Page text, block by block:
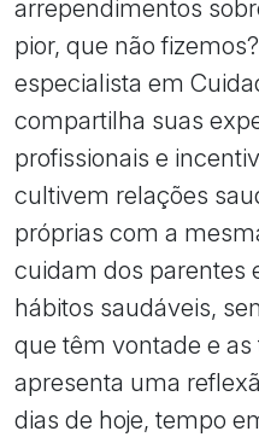
arrependimentos
pior, que não
especialista em
compartilha suas
profissionais e
cultivem relações
próprias com a
cuidam dos parentes
hábitos saudáveis,
que têm vontade e
apresenta uma
dias de hoje, tempo